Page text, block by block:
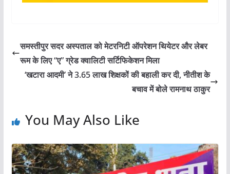
समस्तीपुर सदर अस्पताल को मेटरनिटी ऑपरेशन थियेटर और लेबर
रूम के लिए “ए” ग्रेड क्वालिटी सर्टिफिकेशन मिला
‘खटारा आदमी’ ने 3.65 लाख शिक्षकों की बहाली कर दी, नीतीश के
बचाव में बोले रामनाथ ठाकुर
You May Also Like